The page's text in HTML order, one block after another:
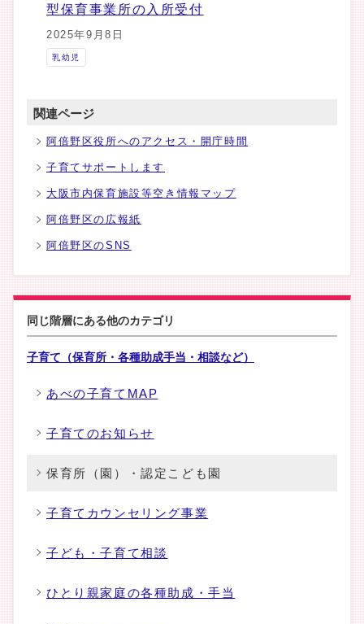
型保育事業所の入所受付
2025年9月8日
乳幼児
関連ページ
阿倍野区役所へのアクセス・開庁時間
子育てサポートします
大阪市内保育施設等空き情報マップ
阿倍野区の広報紙
阿倍野区のSNS
同じ階層にある他のカテゴリ
子育て（保育所・各種助成手当・相談など）
あべの子育てMAP
子育てのお知らせ
保育所（園）・認定こども園
子育てカウンセリング事業
子ども・子育て相談
ひとり親家庭の各種助成・手当